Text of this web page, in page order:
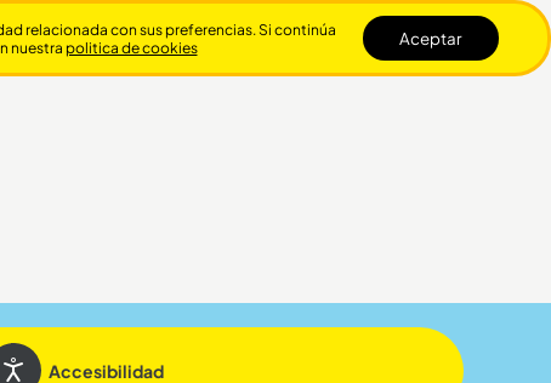
Accesibilidad
Cerrar
relacionada con sus preferencias. Si continúa
nuestra politica de cookies Aceptar